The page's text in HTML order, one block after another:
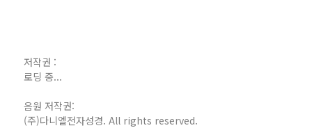
저작권 :
로딩 중...
음원 저작권:
(주)다니엘전자성경. All rights reserved.